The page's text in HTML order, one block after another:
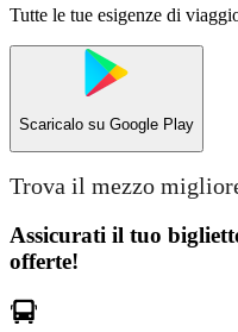
Tutte le tue esigenze di
Scaricalo su Google Play
Trova il mezzo
Assicurati il ​​tuo
offerte!